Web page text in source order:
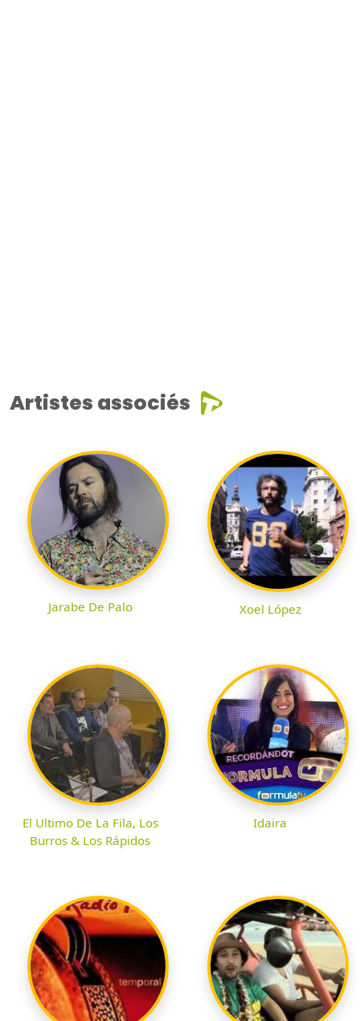
Artistes associés
Jarabe De Palo Xoel López
El Ultimo De La Fila, Los
Burros & Los Rápidos
Idaira